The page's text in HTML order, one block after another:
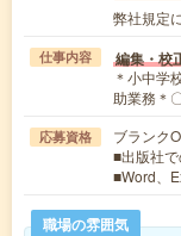
弊社規定
仕事内容 編集・校
＊小中学
助業務＊
応募資格
ブランク
■出版社
■Word、
職場の雰囲気